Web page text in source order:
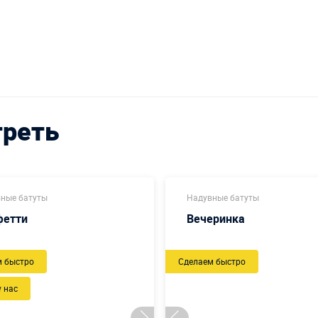
батуты
нас
быстро
Надувные батуты
Вечеринка
Сделаем быстро